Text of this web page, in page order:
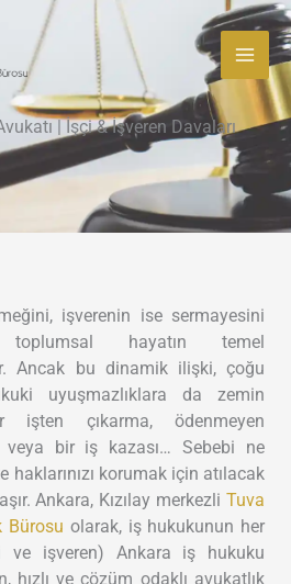
| İşçi & İşveren Davaları
işverenin ise sermayesini
hayatın temel
Ancak bu dinamik ilişki, çoğu
uyuşmazlıklara da zemin
işten çıkarma, ödenmeyen
veya bir iş kazası… Sebebi ne
haklarınızı korumak için atılacak
Ankara, Kızılay merkezli Tuva
Bürosu olarak, iş hukukunun her
ve işveren) Ankara iş hukuku
hızlı ve çözüm odaklı avukatlık